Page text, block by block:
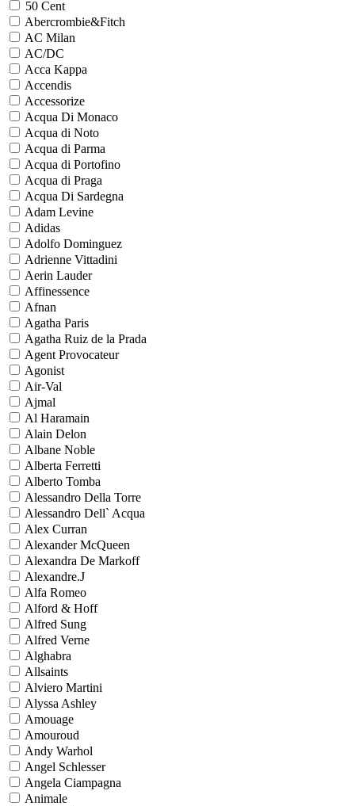
50 Cent
Abercrombie&Fitch
AC Milan
AC/DC
Acca Kappa
Accendis
Accessorize
Acqua Di Monaco
Acqua di Noto
Acqua di Parma
Acqua di Portofino
Acqua di Praga
Acqua Di Sardegna
Adam Levine
Adidas
Adolfo Dominguez
Adrienne Vittadini
Aerin Lauder
Affinessence
Afnan
Agatha Paris
Agatha Ruiz de la Prada
Agent Provocateur
Agonist
Air-Val
Ajmal
Al Haramain
Alain Delon
Albane Noble
Alberta Ferretti
Alberto Tomba
Alessandro Della Torre
Alessandro Dell` Acqua
Alex Curran
Alexander McQueen
Alexandra De Markoff
Alexandre.J
Alfa Romeo
Alford & Hoff
Alfred Sung
Alfred Verne
Alghabra
Allsaints
Alviero Martini
Alyssa Ashley
Amouage
Amouroud
Andy Warhol
Angel Schlesser
Angela Ciampagna
Animale